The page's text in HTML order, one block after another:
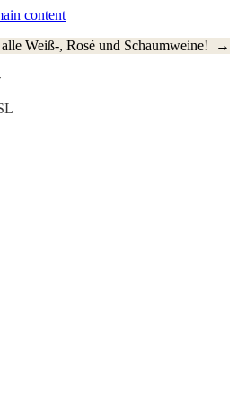
content
Weiß-, Rosé und Schaumweine! →